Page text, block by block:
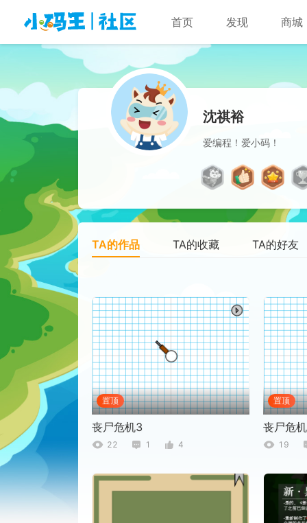
首页 发现 商城
沈祺裕
爱编程！爱小码！
TA的作品 TA的收藏 TA的好友
置顶
丧尸危机3
22 1 4
置顶
丧尸危
19